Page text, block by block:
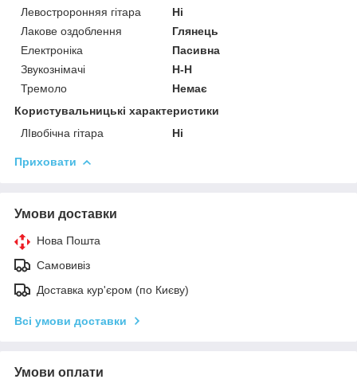
Левостроронняя гітара
Ні
Лакове оздоблення
Глянець
Електроніка
Пасивна
Звукознімачі
H-H
Тремоло
Немає
Користувальницькі характеристики
ЛІвобічна гітара
Ні
Приховати
Умови доставки
Нова Пошта
Самовивіз
Доставка кур'єром (по Києву)
Всі умови доставки
Умови оплати